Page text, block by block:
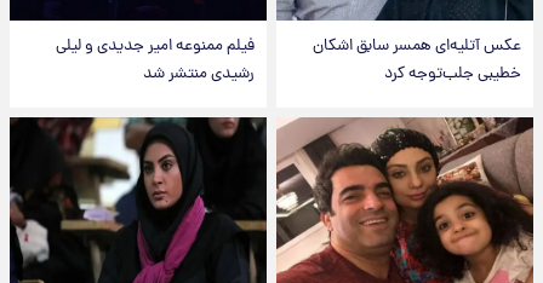
عکس‌ آتلیه‌ای همسر سابق اشکان
خطیبی جلب‌توجه کرد
فیلم ممنوعه امیر جدیدی و لیلی
رشیدی منتشر شد